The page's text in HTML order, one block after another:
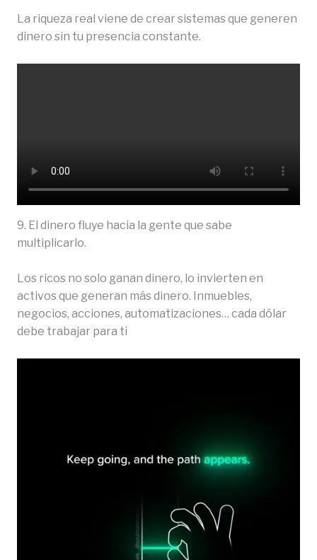
La riqueza real viene de crear sistemas que generen
dinero sin tu presencia constante.
9. El dinero fluye hacia la gente que sabe
multiplicarlo.
Los ricos no solo ganan dinero, lo invierten en
activos que generan más dinero. Inmuebles,
negocios, acciones, automatizaciones… cada dólar
debe trabajar para ti